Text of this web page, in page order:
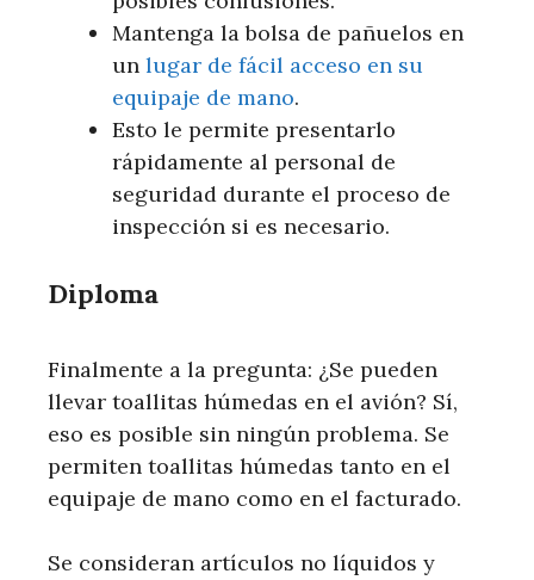
Mantenga la bolsa de pañuelos en
un lugar de fácil acceso en su
equipaje de mano.
Esto le permite presentarlo
rápidamente al personal de
seguridad durante el proceso de
inspección si es necesario.
Diploma
Finalmente a la pregunta: ¿Se pueden
llevar toallitas húmedas en el avión? Sí,
eso es posible sin ningún problema. Se
permiten toallitas húmedas tanto en el
equipaje de mano como en el facturado.
Se consideran artículos no líquidos y